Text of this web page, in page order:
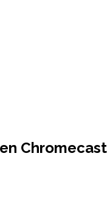
Chromecast